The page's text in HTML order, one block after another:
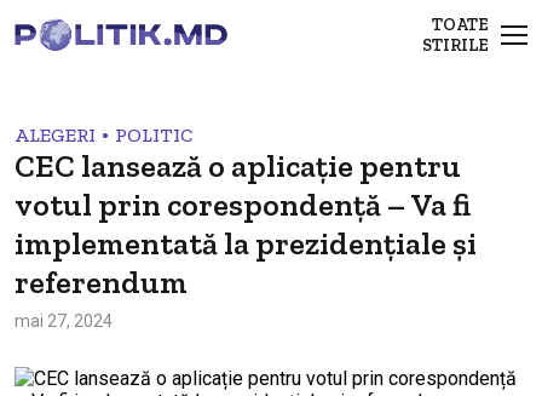
TOATE
STIRILE
ALEGERI • POLITIC
CEC lansează o aplicație pentru
votul prin corespondență – Va fi
implementată la prezidențiale și
referendum
mai 27, 2024